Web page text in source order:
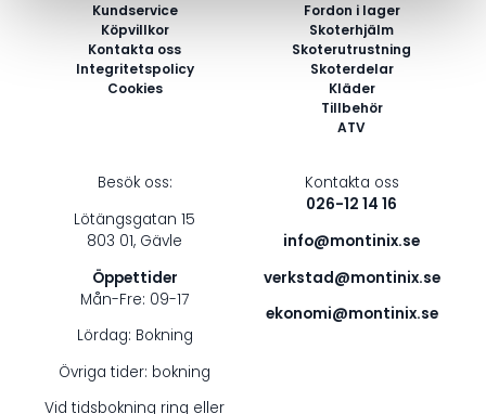
Kundservice
Köpvillkor
Kontakta oss
Integritetspolicy
Cookies
Fordon i lager
Skoterhjälm
Skoterutrustning
Skoterdelar
Kläder
Tillbehör
ATV
Besök oss:
Lötängsgatan 15
803 01, Gävle
Öppettider
Mån-Fre: 09-17
Lördag: Bokning
Övriga tider: bokning
Vid tidsbokning ring eller
Kontakta oss
026-12 14 16
info@montinix.se
verkstad@montinix.se
ekonomi@montinix.se